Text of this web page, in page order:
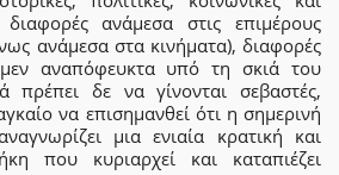
διαφορές ανάμεσα στις επιμέρους
ανάμεσα στα κινήματα), διαφορές
μεν αναπόφευκτα υπό τη σκιά του
πρέπει δε να γίνονται σεβαστές,
να επισημανθεί ότι η σημερινή
μια ενιαία κρατική και
που κυριαρχεί και καταπιέζει